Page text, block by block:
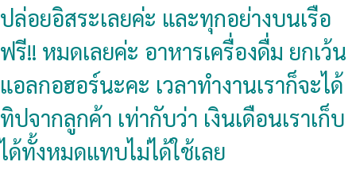
ปล่อยอิสระเลยค่ะ และทุกอย่างบนเรือ
ฟรี!! หมดเลยค่ะ อาหารเครื่องดื่ม ยกเว้น
แอลกอฮอร์นะคะ เวลาทำงานเราก็จะได้
ทิปจากลูกค้า เท่ากับว่า เงินเดือนเราเก็บ
ได้ทั้งหมดแทบไม่ได้ใช้เลย